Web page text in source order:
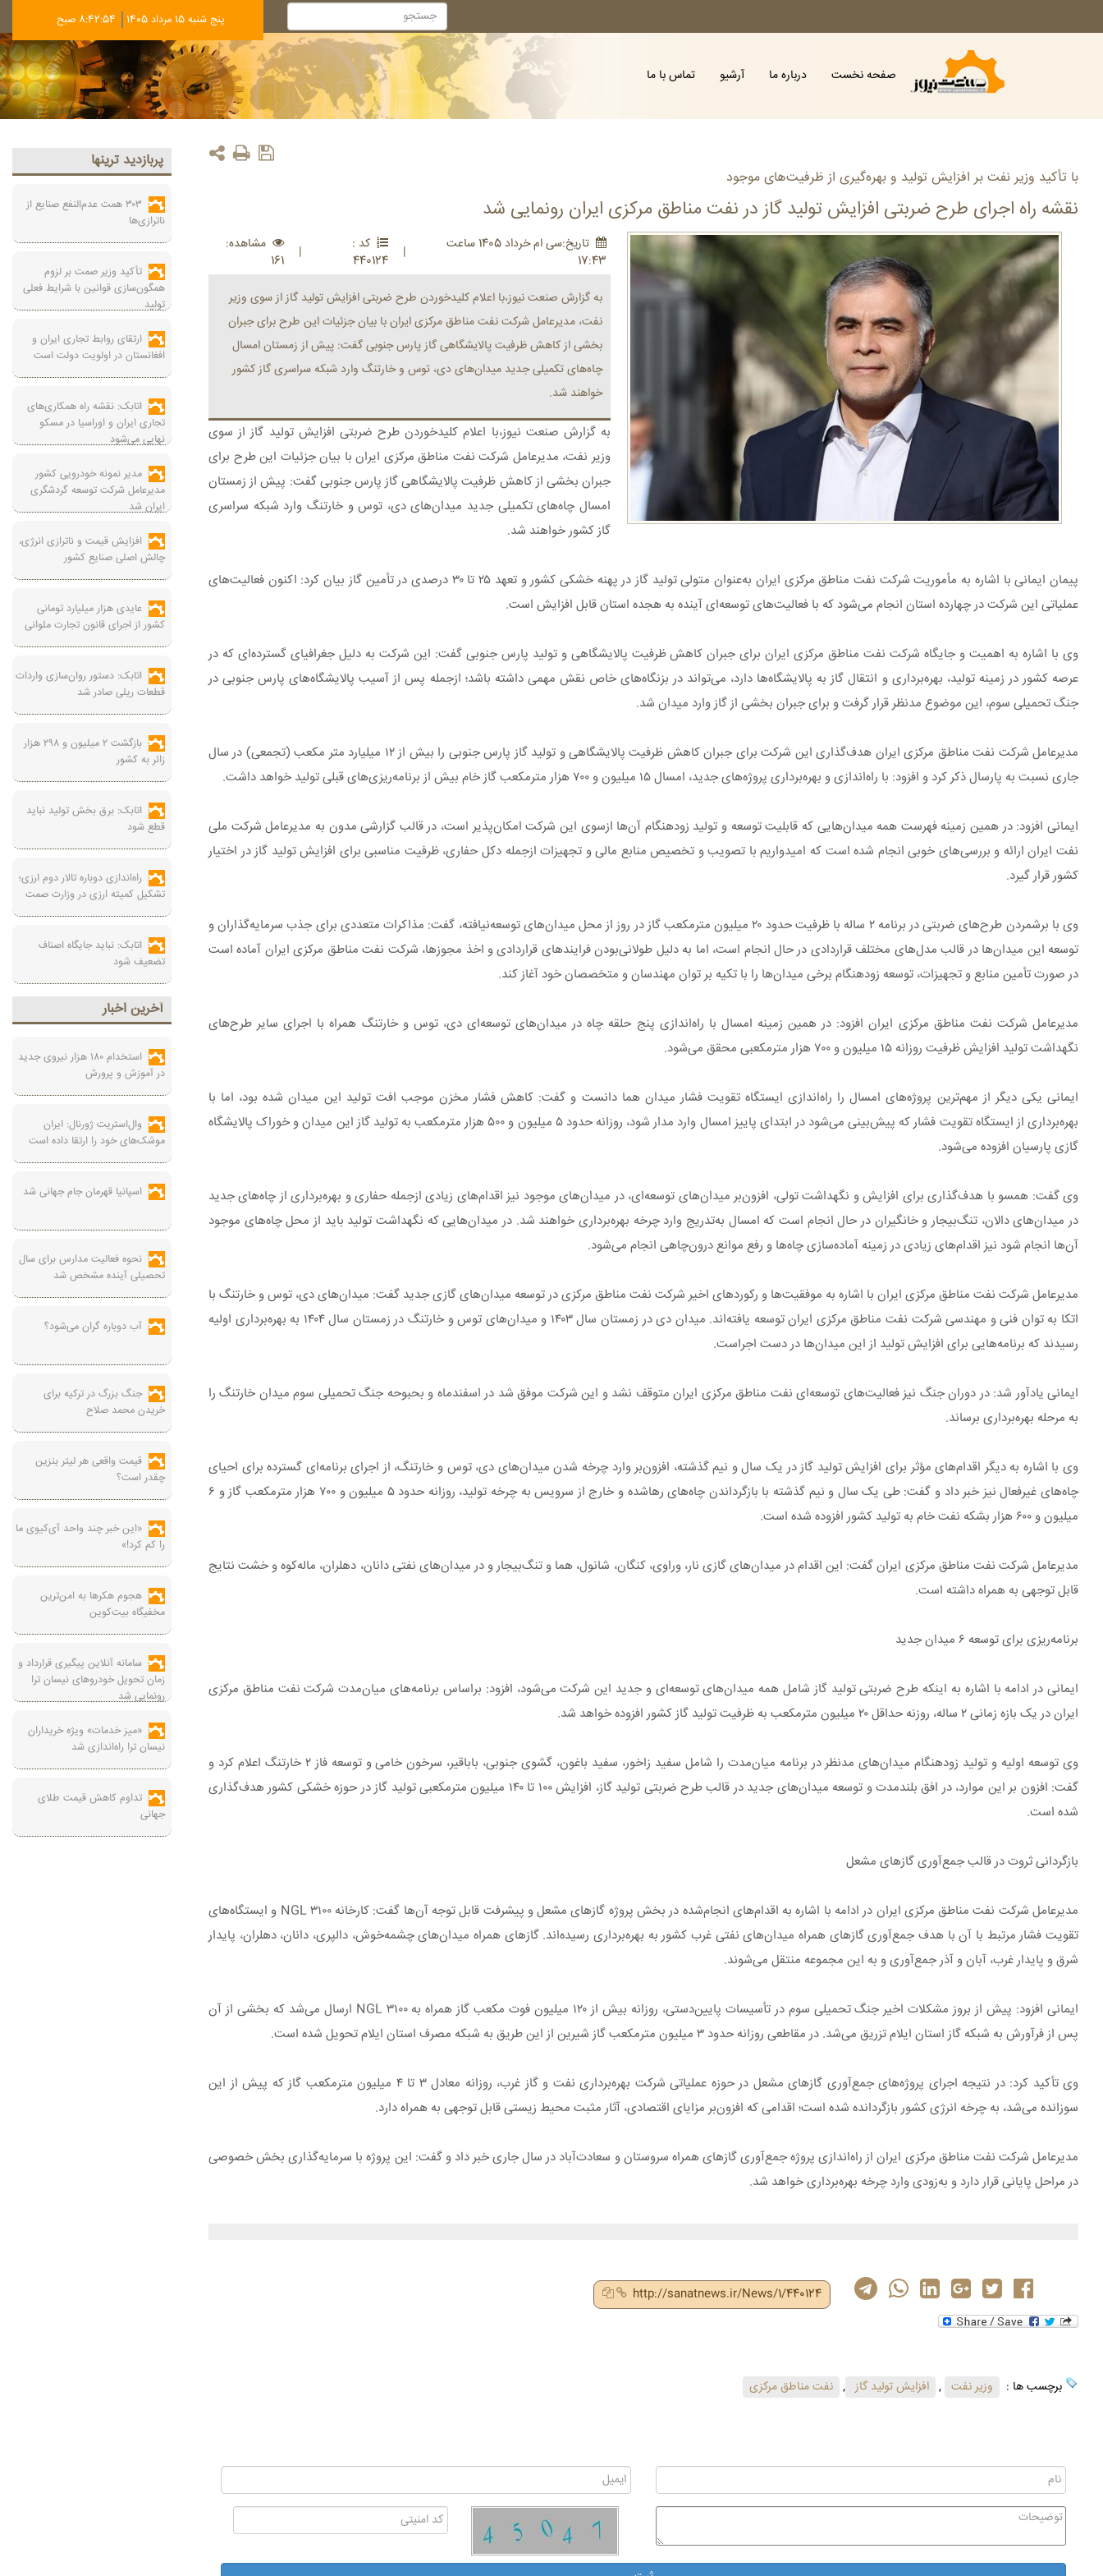
پنج شنبه 15 مرداد 1405 8:42:54 صبح
صفحه نخست درباره ما آرشیو تماس با ما
با تأکید وزیر نفت بر افزایش تولید و بهره‌گیری از ظرفیت‌های موجود
نقشه راه اجرای طرح ضربتی افزایش تولید گاز در نفت مناطق مرکزی ایران رونمایی شد
تاريخ:سی ام خرداد 1405 ساعت
17:43
|
کد :
440124
|
مشاهده:
161
به گزارش صنعت نیوز،با اعلام کلیدخوردن طرح ضربتی افزایش تولید گاز از سوی وزیر
نفت، مدیرعامل شرکت نفت مناطق مرکزی ایران با بیان جزئیات این طرح‌ برای جبران
بخشی از کاهش ظرفیت پالایشگاهی گاز پارس جنوبی گفت: پیش از زمستان امسال
چاه‌های تکمیلی جدید میدان‌های دی، توس و خارتنگ وارد شبکه‌ سراسری گاز کشور
خواهند شد.
به گزارش صنعت نیوز،با اعلام کلیدخوردن طرح ضربتی افزایش تولید گاز از سوی
وزیر نفت، مدیرعامل شرکت نفت مناطق مرکزی ایران با بیان جزئیات این طرح‌ برای
جبران بخشی از کاهش ظرفیت پالایشگاهی گاز پارس جنوبی گفت: پیش از زمستان
امسال چاه‌های تکمیلی جدید میدان‌های دی، توس و خارتنگ وارد شبکه‌ سراسری
گاز کشور خواهند شد.
پیمان ایمانی با اشاره به مأموریت شرکت نفت مناطق مرکزی ایران به‌عنوان متولی تولید گاز در پهنه خشکی کشور و تعهد ۲۵ تا ۳۰ درصدی در تأمین گاز بیان کرد: اکنون فعالیت‌های
عملیاتی این شرکت در چهارده استان انجام می‌شود که با فعالیت‌های توسعه‌ای آینده به هجده استان قابل افزایش است.
وی با اشاره به اهمیت و جایگاه شرکت نفت مناطق مرکزی ایران برای جبران کاهش ظرفیت پالایشگاهی و تولید پارس جنوبی گفت: این شرکت به‌ دلیل جغرافیای گسترده‌ای که در
عرصه کشور در زمینه تولید، بهره‌برداری و انتقال گاز به پالایشگاه‌ها دارد، می‌تواند در بزنگاه‌های خاص نقش مهمی داشته باشد؛ ازجمله پس از آسیب پالایشگاه‌های پارس جنوبی در
جنگ تحمیلی سوم، این موضوع مدنظر قرار گرفت و برای جبران بخشی از گاز وارد میدان شد.
مدیرعامل شرکت نفت مناطق مرکزی ایران هدف‌گذاری این شرکت برای جبران کاهش ظرفیت پالایشگاهی و تولید گاز پارس جنوبی را بیش از ۱۲ میلیارد متر مکعب (تجمعی) در سال
جاری نسبت به پارسال ذکر کرد و افزود: با راه‌اندازی و بهره‌برداری پروژه‌های جدید، امسال ۱۵ میلیون و ۷۰۰ هزار مترمکعب گاز خام بیش از برنامه‌ریزی‌های قبلی تولید خواهد داشت.
ایمانی افزود: در همین زمینه فهرست همه میدان‌هایی که قابلیت توسعه و تولید زودهنگام آن‌ها ازسوی این شرکت امکان‌پذیر است، در قالب گزارشی مدون به مدیرعامل شرکت ملی
نفت ایران ارائه و بررسی‌های خوبی انجام شده است که امیدواریم با تصویب و تخصیص منابع مالی و تجهیزات ازجمله دکل حفاری، ظرفیت مناسبی برای افزایش تولید گاز در اختیار
کشور قرار گیرد.
وی با برشمردن طرح‌های ضربتی در برنامه ۲ ساله با ظرفیت حدود ۲۰ میلیون مترمکعب گاز در روز از محل میدان‌های توسعه‌نیافته، گفت: مذاکرات متعددی برای جذب سرمایه‌گذاران و
توسعه این میدان‌ها در قالب مدل‌های مختلف قراردادی در حال انجام است، اما به‌ دلیل طولانی‌بودن فرایندهای قراردادی و اخذ مجوزها، شرکت نفت مناطق مرکزی ایران آماده است
در صورت تأمین منابع و تجهیزات، توسعه زودهنگام برخی میدان‌ها را با تکیه بر توان مهندسان و متخصصان خود آغاز کند.
مدیرعامل شرکت نفت مناطق مرکزی ایران افزود: در همین زمینه امسال با راه‌اندازی پنج حلقه چاه در میدان‌های توسعه‌ای دی، توس و خارتنگ همراه با اجرای سایر طرح‌های
نگهداشت تولید افزایش ظرفیت روزانه ۱۵ میلیون و ۷۰۰ هزار مترمکعبی محقق می‌شود.
ایمانی یکی دیگر از مهم‌ترین پروژه‌های امسال را راه‌اندازی ایستگاه تقویت فشار میدان هما دانست و گفت: کاهش فشار مخزن موجب افت تولید این میدان شده بود، اما با
بهره‌برداری از ایستگاه تقویت فشار که پیش‌بینی می‌شود در ابتدای پاییز امسال وارد مدار شود، روزانه حدود ۵ میلیون و ۵۰۰ هزار مترمکعب به تولید گاز این میدان و خوراک پالایشگاه
گازی پارسیان افزوده می‌شود.
وی گفت: همسو با هدف‌گذاری برای افزایش و نگهداشت تولی، افزون‌بر میدان‌های توسعه‌ای، در میدان‌های موجود نیز اقدام‌های زیادی ازجمله حفاری و بهره‌برداری از چاه‌های جدید
در میدان‌های دالان، تنگ‌بیجار و خانگیران در حال انجام است که امسال به‌تدریج وارد چرخه بهره‌برداری خواهند شد. در میدان‌هایی که نگهداشت تولید باید از محل چاه‌های موجود
آن‌ها انجام شود نیز اقدام‌های زیادی در زمینه آماده‌سازی چاه‌ها و رفع موانع درون‌چاهی انجام می‌شود.
مدیرعامل شرکت نفت مناطق مرکزی ایران با اشاره به موفقیت‌ها و رکوردهای اخیر شرکت نفت مناطق مرکزی در توسعه میدان‌های گازی جدید گفت: میدان‌های دی، توس و خارتنگ با
اتکا به توان فنی و مهندسی شرکت نفت مناطق مرکزی ایران توسعه یافته‌اند. میدان دی در زمستان سال ۱۴۰۳ و میدان‌های توس و خارتنگ در زمستان سال ۱۴۰۴ به بهره‌برداری اولیه
رسیدند که برنامه‌هایی برای افزایش تولید از این میدان‌ها در دست اجراست.
ایمانی یادآور شد: در دوران جنگ نیز فعالیت‌های توسعه‌ای نفت مناطق مرکزی ایران متوقف نشد و این شرکت موفق شد در اسفندماه و بحبوحه جنگ تحمیلی سوم میدان خارتنگ را
به مرحله بهره‌برداری برساند.
وی با اشاره به دیگر اقدام‌های مؤثر برای افزایش تولید گاز در یک سال و نیم گذشته، افزون‌بر وارد چرخه شدن میدان‌های دی، توس و خارتنگ، از اجرای برنامه‌ای گسترده برای احیای
چاه‌های غیرفعال نیز خبر داد و گفت: طی یک‌ سال و نیم گذشته با بازگرداندن چاه‌های رهاشده و خارج از سرویس به چرخه تولید، روزانه حدود ۵ میلیون و ۷۰۰ هزار مترمکعب گاز و ۶
میلیون و ۶۰۰ هزار بشکه نفت خام به تولید کشور افزوده شده است.
مدیرعامل شرکت نفت مناطق مرکزی ایران گفت: این اقدام در میدان‌های گازی نار، وراوی، کنگان، شانول، هما و تنگ‌بیجار و در میدان‌های نفتی دانان، دهلران، ماله‌کوه و خشت نتایج
قابل توجهی به همراه داشته است.
برنامه‌ریزی برای توسعه ۶ میدان‌ جدید
ایمانی در ادامه با اشاره به اینکه طرح ضربتی تولید گاز شامل همه میدان‌های توسعه‌ای و جدید این شرکت می‌شود، افزود: براساس برنامه‌های میان‌مدت شرکت نفت مناطق مرکزی
ایران در یک بازه زمانی ۲ ساله، روزنه حداقل ۲۰ میلیون مترمکعب به ظرفیت تولید گاز کشور افزوده خواهد شد.
وی توسعه اولیه و تولید زودهنگام میدان‌های مدنظر در برنامه میان‌مدت را شامل سفید زاخور، سفید باغون، گشوی جنوبی، باباقیر، سرخون خامی و توسعه فاز ۲ خارتنگ اعلام کرد و
گفت: افزون‌ بر این موارد، در افق بلندمدت و توسعه میدان‌های جدید در قالب طرح ضربتی تولید گاز، افزایش ۱۰۰ تا ۱۴۰ میلیون مترمکعبی تولید گاز در حوزه خشکی کشور هدف‌گذاری
شده است.
بازگردانی ثروت در قالب جمع‌آوری گازهای مشعل
مدیرعامل شرکت نفت مناطق مرکزی ایران در ادامه با اشاره به اقدام‌های انجام‌شده در بخش پروژه گازهای مشعل و پیشرفت قابل توجه آن‌ها گفت: کارخانه NGL ۳۱۰۰ و ایستگاه‌های
تقویت فشار مرتبط با آن با هدف جمع‌آوری گازهای همراه میدان‌های نفتی غرب کشور به بهره‌برداری رسیده‌اند. گازهای همراه میدان‌های چشمه‌خوش، دالپری، دانان، دهلران، پایدار
شرق و پایدار غرب، آبان و آذر جمع‌آوری و به این مجموعه منتقل می‌شوند.
ایمانی افزود: پیش از بروز مشکلات اخیر جنگ تحمیلی سوم در تأسیسات پایین‌دستی، روزانه بیش از ۱۲۰ میلیون فوت مکعب گاز همراه به NGL ۳۱۰۰ ارسال می‌شد که بخشی از آن
پس از فرآورش به شبکه گاز استان ایلام تزریق می‌شد. در مقاطعی روزانه حدود ۳ میلیون مترمکعب گاز شیرین از این طریق به شبکه مصرف استان ایلام تحویل شده است.
وی تأکید کرد: در نتیجه اجرای پروژه‌های جمع‌آوری گازهای مشعل در حوزه عملیاتی شرکت بهره‌برداری نفت و گاز غرب، روزانه معادل ۳ تا ۴ میلیون مترمکعب گاز که پیش از این
سوزانده می‌شد، به چرخه انرژی کشور بازگردانده شده است؛ اقدامی که افزون‌بر مزایای اقتصادی، آثار مثبت ‌محیط ‌زیستی قابل توجهی به همراه دارد.
مدیرعامل شرکت نفت مناطق مرکزی ایران از راه‌اندازی پروژه جمع‌آوری گازهای همراه سروستان و سعادت‌آباد در سال جاری خبر داد و گفت: این پروژه با سرمایه‌گذاری بخش خصوصی
در مراحل پایانی قرار دارد و به‌زودی وارد چرخه بهره‌برداری خواهد شد.
http://sanatnews.ir/News/1/440124
برچسب ها : وزیر نفت , افزایش تولید گاز , نفت مناطق مرکزی
پربازديد ترينها
۳۰۳ همت عدم‌النفع صنایع از
ناترازی‌ها
تأکید وزیر صمت بر لزوم
همگون‌سازی قوانین با شرایط فعلی
تولید
ارتقای روابط تجاری ایران و
افغانستان در اولویت دولت است
اتابک: نقشه راه همکاری‌های
تجاری ایران و اوراسیا در مسکو
نهایی می‌شود
مدیر نمونه خودرویی کشور
مدیرعامل شرکت توسعه گردشگری
ایران شد
افزایش قیمت و ناترازی انرژی،
چالش اصلی صنایع کشور
عایدی هزار میلیارد تومانی
کشور از اجرای قانون تجارت ملوانی
اتابک: دستور روان‌سازی واردات
قطعات ریلی صادر شد
بازگشت ۲ میلیون و ۲۹۸ هزار
زائر به کشور
اتابک: برق بخش تولید نباید
قطع شود
راه‌اندازی دوباره تالار دوم ارزی؛
تشکیل کمیته ارزی در وزارت صمت
اتابک: نباید جایگاه اصناف
تضعیف شود
آخرين اخبار
استخدام ۱۸۰ هزار نیروی جدید
در آموزش‌ و پرورش
وال‌استریت ژورنال: ایران
موشک‌های خود را ارتقا داده است
اسپانیا قهرمان جام جهانی شد
نحوه فعالیت مدارس برای سال
تحصیلی آینده مشخص شد
آب دوباره گران می‌شود؟
جنگ بزرگ در ترکیه برای
خریدن محمد صلاح
قیمت واقعی هر لیتر بنزین
چقدر است؟
«این خبر چند واحد آی‌کیوی ما
را کم کرد!»
هجوم هکرها به امن‌ترین
مخفیگاه بیت‌کوین
سامانه آنلاین پیگیری قرارداد‌ و
زمان تحویل خودرو‌های نیسان ترا
رونمایی شد
«میز خدمات» ویژه خریداران
نیسان ترا راه‌اندازی شد
تداوم کاهش قیمت طلای
جهانی